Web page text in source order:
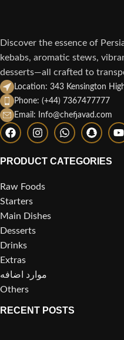
Discover the essence of
kebabs, aromatic stews,
desserts—all crafted to
Location: 343 Kensington
Phone: (+44) 7367477777
Email: Info@chefjavad.com
PRODUCT CATEGORIES
Raw Foods
Starters
Main Dishes
Desserts
Drinks
Extras
موارد اضافه
Others
RECENT POSTS